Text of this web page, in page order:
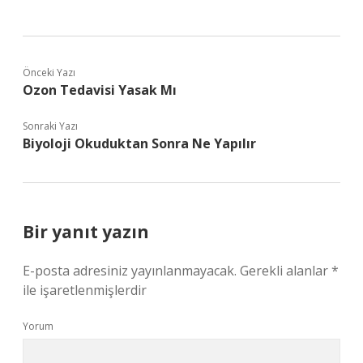
Önceki Yazı
Ozon Tedavisi Yasak Mı
Sonraki Yazı
Biyoloji Okuduktan Sonra Ne Yapılır
Bir yanıt yazın
E-posta adresiniz yayınlanmayacak. Gerekli alanlar*
ile işaretlenmişlerdir
Yorum